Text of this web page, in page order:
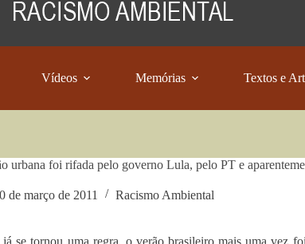
Vídeos Memórias Textos e
urbana foi rifada pelo governo Lula, pelo PT e
de março de 2011 Racismo Ambiental
se tornou uma regra, o verão brasileiro mais uma vez